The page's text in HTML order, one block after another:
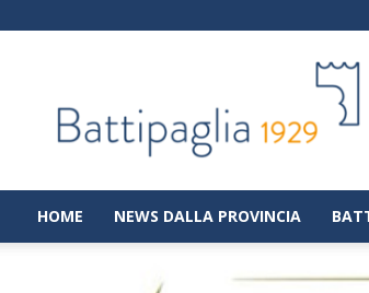
|
Notizie
dalla
città
di
HOME NEWS DALLA PROVINCIA